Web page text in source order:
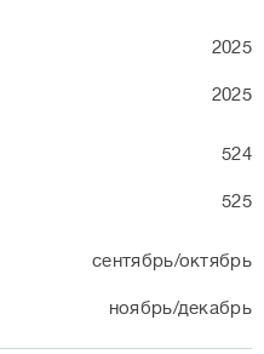
2025
2025
524
525
сентябрь/октябрь
ноябрь/декабрь